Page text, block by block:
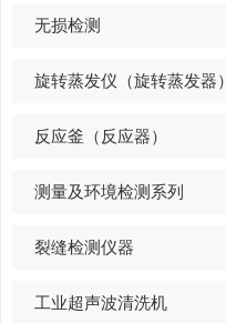
无损检测
旋转蒸发仪（旋转蒸发器）
反应釜（反应器）
测量及环境检测系列
裂缝检测仪器
工业超声波清洗机